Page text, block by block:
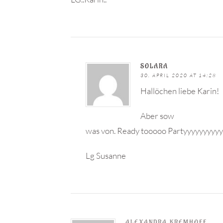
SOLARA
30. APRIL 2020 AT 14:28
Hallöchen liebe Karin!
Aber sow
was von. Ready tooooo
Lg Susanne